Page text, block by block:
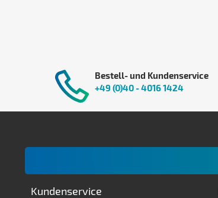
Bestell- und Kundenservice
+49 (0)40 - 4016 1424
Kundenservice